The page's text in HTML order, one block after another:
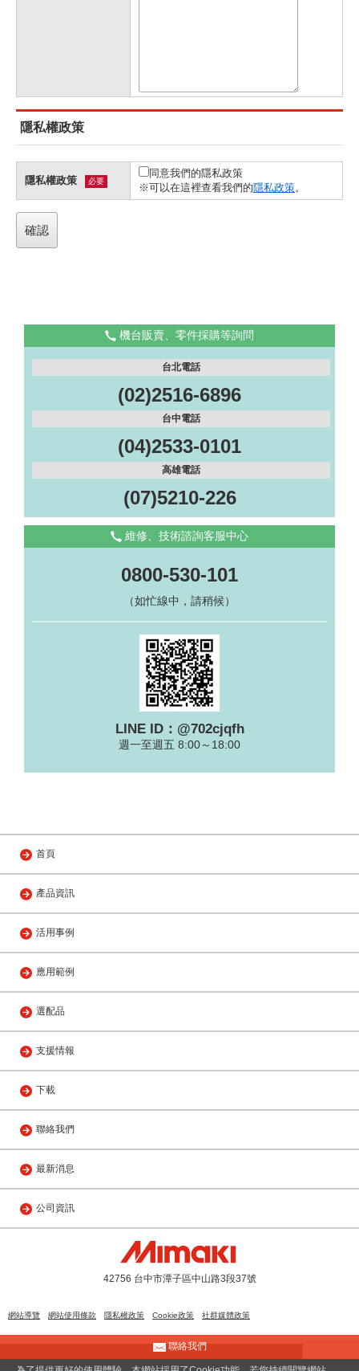
隱私權政策
隱私權政策 必要
同意我們的隱私政策
※可以在這裡查看我們的隱私政策。
機台販賣、零件採購等詢問
台北電話
(02)2516-6896
台中電話
(04)2533-0101
高雄電話
(07)5210-226
維修、技術諮詢客服中心
0800-530-101
（如忙線中，請稍候）
LINE ID：@702cjqfh
週一至週五 8:00～18:00
首頁
產品資訊
活用事例
應用範例
選配品
支援情報
下載
聯絡我們
最新消息
公司資訊
42756 台中市潭子區中山路3段37號
網站導覽 網站使用條款 隱私權政策 Cookie政策 社群媒體政策
© 2013 MIMAKI ENGINEERING(TAIWAN) CO., LTD.
聯絡我們